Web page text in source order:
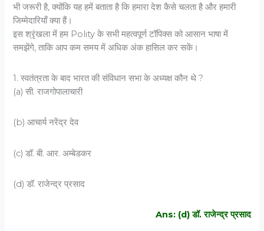
भी जरूरी है, क्योंकि यह हमें बताता है कि हमारा देश कैसे चलता है और हमारी
जिम्मेदारियाँ क्या हैं।
इस श्रृंखला में हम Polity के सभी महत्वपूर्ण टॉपिक्स को आसान भाषा में
समझेंगे, ताकि आप कम समय में अधिक अंक हासिल कर सकें।
1. स्वतंत्रता के बाद भारत की संविधान सभा के अध्यक्ष कौन थे ?
(a) सी. राजगोपालाचारी
(b) आचार्य नरेंद्र देव
(c) डॉ. बी. आर. अम्बेडकर
(d) डॉ. राजेन्द्र प्रसाद
Ans: (d) डॉ. राजेन्द्र प्रसाद